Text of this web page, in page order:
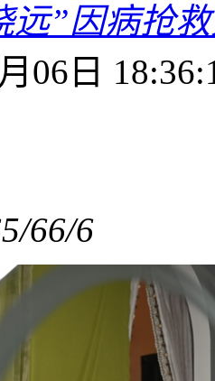
远”因病抢
06日
5/66/6